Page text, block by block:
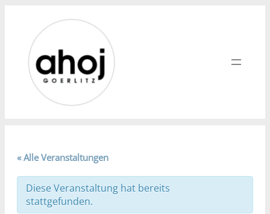
« Alle Veranstaltungen
Diese Veranstaltung hat bereits
stattgefunden.